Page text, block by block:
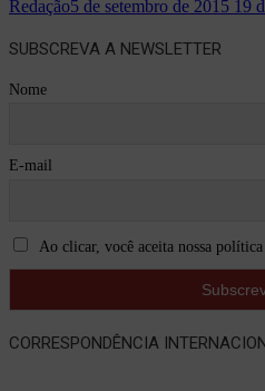
Redação5 de setembro de 2015 19
SUBSCREVA A NEWSLETTER
Nome
E-mail
Ao clicar, você aceita nossa
CORRESPONDÊNCIA